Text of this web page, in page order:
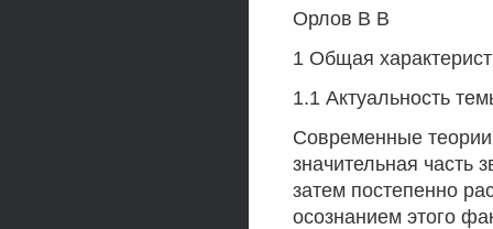
Орлов В В
1 Общая
1.1 Актуальность
Современные теории
значительная часть
затем постепенно
осознанием этого